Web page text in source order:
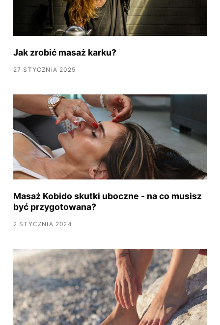
Jak zrobić masaż karku?
27 STYCZNIA 2025
Masaż Kobido skutki uboczne - na co musisz
być przygotowana?
2 STYCZNIA 2024